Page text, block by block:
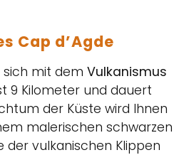
Cap d’Agde
sich mit dem Vulkanismus
9 Kilometer und dauert
der Küste wird Ihnen
malerischen schwarzen
der vulkanischen Klippen